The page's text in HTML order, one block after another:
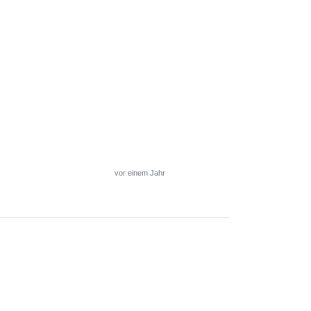
vor einem Jahr